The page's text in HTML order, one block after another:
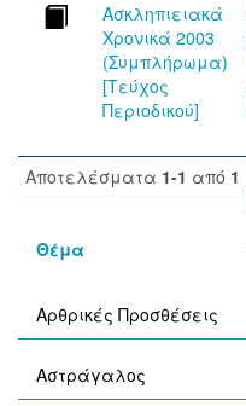
Ασκληπιειακά
Χρονικά 2003
(Συμπλήρωμα)
[Τεύχος
Περιοδικού]
Αποτελέσματα 1-1 από 1
Θέμα
Αρθρικές Προσθέσεις
Αστράγαλος